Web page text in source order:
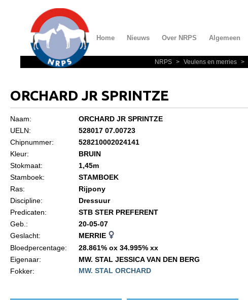
Home Nieuws Over NRPS Algemeen
Over NRPS
Bestuur NRPS
Statuten en reglementen
Algemeen
Import registratie
NRPS > Veulens en merries >
ORCHARD JR SPRINTZE
Naam:
ORCHARD JR SPRINTZE
UELN:
528017 07.00723
Chipnummer:
528210002024141
Kleur:
BRUIN
Stokmaat:
1,45m
Stamboek:
STAMBOEK
Ras:
Rijpony
Discipline:
Dressuur
Predicaten:
STB STER PREFERENT
Geb.:
20-05-07
Geslacht:
MERRIE
Bloedpercentage:
28.861% ox 34.995% xx
Eigenaar:
MW. STAL JESSICA VAN DEN BERG
Fokker:
MW. STAL ORCHARD